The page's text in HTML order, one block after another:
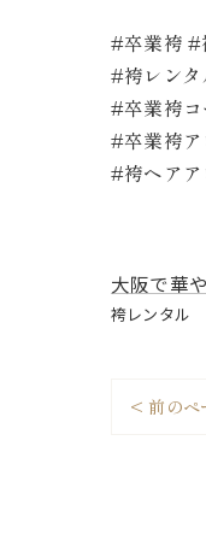
#卒業袴 #
#袴レン
#卒業袴
#卒業袴
#袴ヘア
大阪で華
袴レンタル
< 前のペ